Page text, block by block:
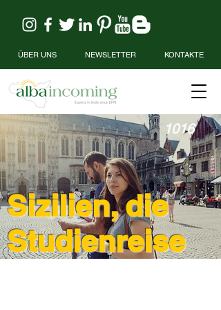
ÜBER UNS NEWSLETTER KONTAKTE
1016
Sizilien, die
Studienreise